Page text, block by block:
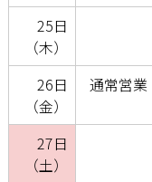
25日
（木）
26日
（金）
通常営業
27日
（土）